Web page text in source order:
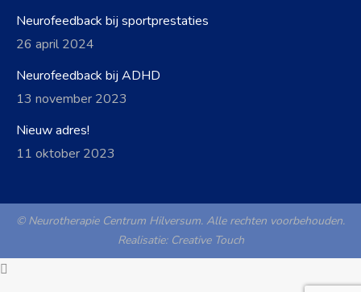
Neurofeedback bij sportprestaties
26 april 2024
Neurofeedback bij ADHD
13 november 2023
Nieuw adres!
11 oktober 2023
© Neurotherapie Centrum Hilversum. Alle rechten voorbehouden.
Realisatie: Creative Touch